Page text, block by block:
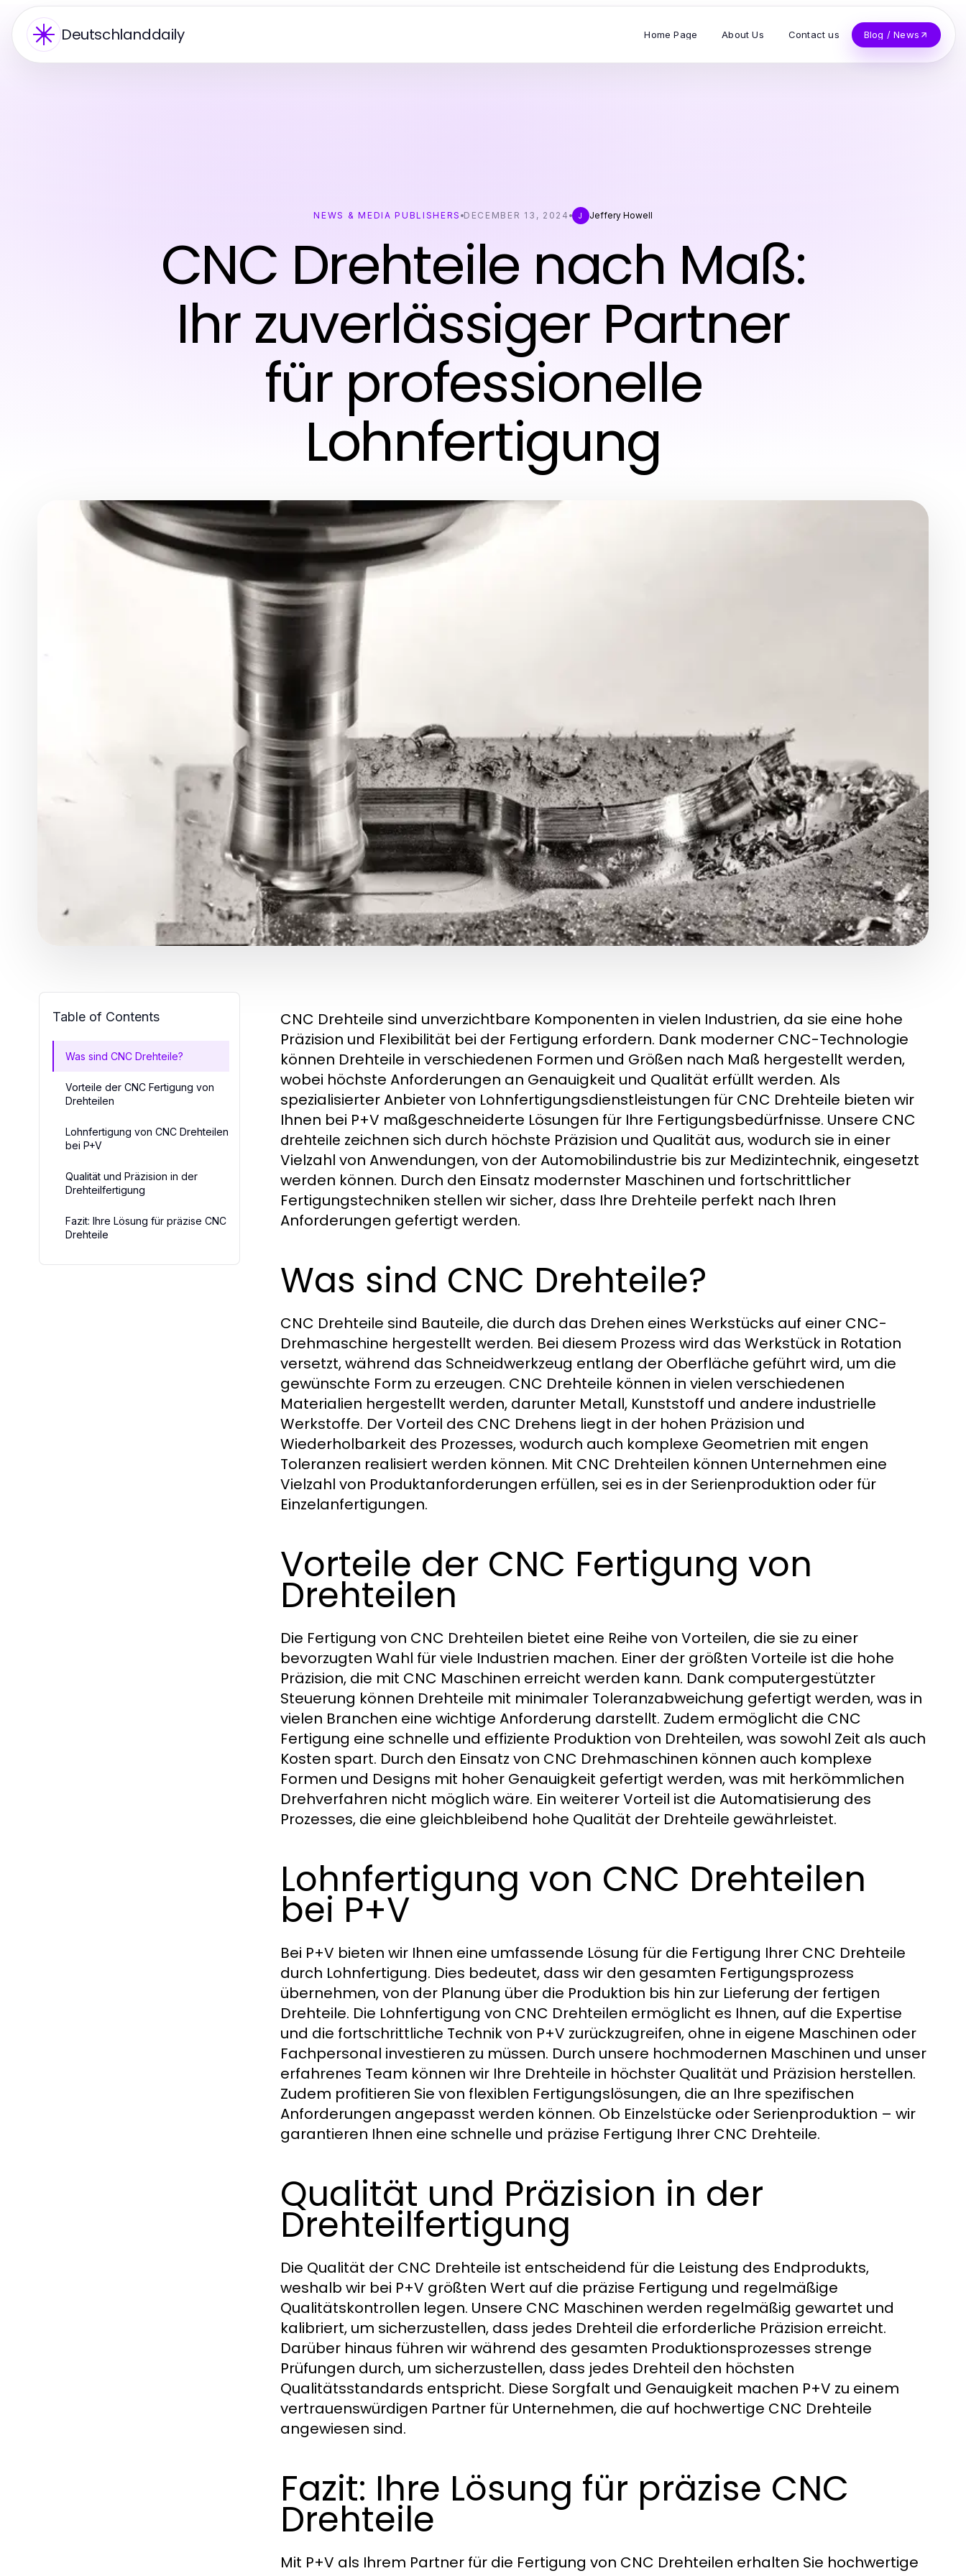
Deutschlanddaily Home Page About Us Contact us Blog / News
NEWS & MEDIA PUBLISHERS DECEMBER 13, 2024 J Jeffery Howell
CNC Drehteile nach Maß:
Ihr zuverlässiger Partner
für professionelle
Lohnfertigung
Table of Contents
Was sind CNC Drehteile?
Vorteile der CNC Fertigung von
Drehteilen
Lohnfertigung von CNC Drehteilen
bei P+V
Qualität und Präzision in der
Drehteilfertigung
Fazit: Ihre Lösung für präzise CNC
Drehteile
CNC Drehteile sind unverzichtbare Komponenten in vielen Industrien, da sie eine hohe
Präzision und Flexibilität bei der Fertigung erfordern. Dank moderner CNC-Technologie
können Drehteile in verschiedenen Formen und Größen nach Maß hergestellt werden,
wobei höchste Anforderungen an Genauigkeit und Qualität erfüllt werden. Als
spezialisierter Anbieter von Lohnfertigungsdienstleistungen für CNC Drehteile bieten wir
Ihnen bei P+V maßgeschneiderte Lösungen für Ihre Fertigungsbedürfnisse. Unsere CNC
drehteile zeichnen sich durch höchste Präzision und Qualität aus, wodurch sie in einer
Vielzahl von Anwendungen, von der Automobilindustrie bis zur Medizintechnik, eingesetzt
werden können. Durch den Einsatz modernster Maschinen und fortschrittlicher
Fertigungstechniken stellen wir sicher, dass Ihre Drehteile perfekt nach Ihren
Anforderungen gefertigt werden.
Was sind CNC Drehteile?
CNC Drehteile sind Bauteile, die durch das Drehen eines Werkstücks auf einer CNC-
Drehmaschine hergestellt werden. Bei diesem Prozess wird das Werkstück in Rotation
versetzt, während das Schneidwerkzeug entlang der Oberfläche geführt wird, um die
gewünschte Form zu erzeugen. CNC Drehteile können in vielen verschiedenen
Materialien hergestellt werden, darunter Metall, Kunststoff und andere industrielle
Werkstoffe. Der Vorteil des CNC Drehens liegt in der hohen Präzision und
Wiederholbarkeit des Prozesses, wodurch auch komplexe Geometrien mit engen
Toleranzen realisiert werden können. Mit CNC Drehteilen können Unternehmen eine
Vielzahl von Produktanforderungen erfüllen, sei es in der Serienproduktion oder für
Einzelanfertigungen.
Vorteile der CNC Fertigung von
Drehteilen
Die Fertigung von CNC Drehteilen bietet eine Reihe von Vorteilen, die sie zu einer
bevorzugten Wahl für viele Industrien machen. Einer der größten Vorteile ist die hohe
Präzision, die mit CNC Maschinen erreicht werden kann. Dank computergestützter
Steuerung können Drehteile mit minimaler Toleranzabweichung gefertigt werden, was in
vielen Branchen eine wichtige Anforderung darstellt. Zudem ermöglicht die CNC
Fertigung eine schnelle und effiziente Produktion von Drehteilen, was sowohl Zeit als auch
Kosten spart. Durch den Einsatz von CNC Drehmaschinen können auch komplexe
Formen und Designs mit hoher Genauigkeit gefertigt werden, was mit herkömmlichen
Drehverfahren nicht möglich wäre. Ein weiterer Vorteil ist die Automatisierung des
Prozesses, die eine gleichbleibend hohe Qualität der Drehteile gewährleistet.
Lohnfertigung von CNC Drehteilen
bei P+V
Bei P+V bieten wir Ihnen eine umfassende Lösung für die Fertigung Ihrer CNC Drehteile
durch Lohnfertigung. Dies bedeutet, dass wir den gesamten Fertigungsprozess
übernehmen, von der Planung über die Produktion bis hin zur Lieferung der fertigen
Drehteile. Die Lohnfertigung von CNC Drehteilen ermöglicht es Ihnen, auf die Expertise
und die fortschrittliche Technik von P+V zurückzugreifen, ohne in eigene Maschinen oder
Fachpersonal investieren zu müssen. Durch unsere hochmodernen Maschinen und unser
erfahrenes Team können wir Ihre Drehteile in höchster Qualität und Präzision herstellen.
Zudem profitieren Sie von flexiblen Fertigungslösungen, die an Ihre spezifischen
Anforderungen angepasst werden können. Ob Einzelstücke oder Serienproduktion – wir
garantieren Ihnen eine schnelle und präzise Fertigung Ihrer CNC Drehteile.
Qualität und Präzision in der
Drehteilfertigung
Die Qualität der CNC Drehteile ist entscheidend für die Leistung des Endprodukts,
weshalb wir bei P+V größten Wert auf die präzise Fertigung und regelmäßige
Qualitätskontrollen legen. Unsere CNC Maschinen werden regelmäßig gewartet und
kalibriert, um sicherzustellen, dass jedes Drehteil die erforderliche Präzision erreicht.
Darüber hinaus führen wir während des gesamten Produktionsprozesses strenge
Prüfungen durch, um sicherzustellen, dass jedes Drehteil den höchsten
Qualitätsstandards entspricht. Diese Sorgfalt und Genauigkeit machen P+V zu einem
vertrauenswürdigen Partner für Unternehmen, die auf hochwertige CNC Drehteile
angewiesen sind.
Fazit: Ihre Lösung für präzise CNC
Drehteile
Mit P+V als Ihrem Partner für die Fertigung von CNC Drehteilen erhalten Sie hochwertige